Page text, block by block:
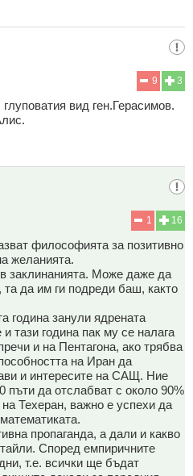
3
9
вид ген.Герасимов.
16
1
философията за позитивно
желанията.
заклинанията. Може даже да
та да им ги подреди баш, както
година занули ядрената
тази година пак му се налага
и на Пентагона, ако трябва
на Иран да
и интересите на САЩ. Ние
да отслабват с около 90%
Техеран, важно е успехи да
пропаганда, а дали и какво
Според емпиричните
т.е. всички ще бъдат